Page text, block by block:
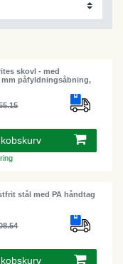
skovl - med
mm påfyldningsåbning,
stål med PA håndtag